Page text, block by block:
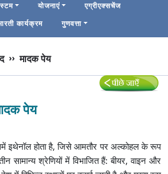
1 योजनाएं
एग्रीएक्सचेंज
कार्यक्रम गुणवत्ता
››मादक पेय
पेय
इथेनॉल होता है, जिसे आमतौर पर अल्कोहल के रूप
सामान्य श्रेणियों में विभाजित हैं: बीयर, वाइन और